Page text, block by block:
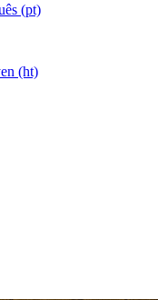
(pt)
(ht)